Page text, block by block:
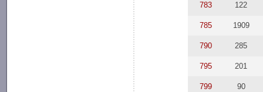
783 122
785 1909
790 285
795 201
799 90